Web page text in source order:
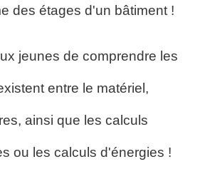
des étages d'un bâtiment !
jeunes de comprendre les
entre le matériel,
ainsi que les calculs
ou les calculs d'énergies !